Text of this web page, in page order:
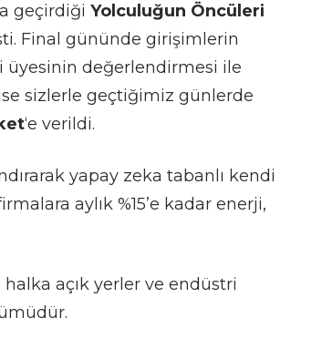
geçirdiği Yolculuğun Öncüleri
Final gününde girişimlerin
üyesinin değerlendirmesi ile
sizlerle geçtiğimiz günlerde
‘e verildi.
yapay zeka tabanlı kendi
aylık %15’e kadar enerji,
açık yerler ve endüstri